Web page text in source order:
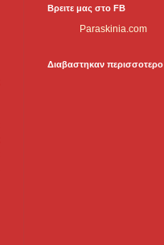
Βρειτε μας στο FB
Paraskinia.com
Διαβαστηκαν περισσοτερο